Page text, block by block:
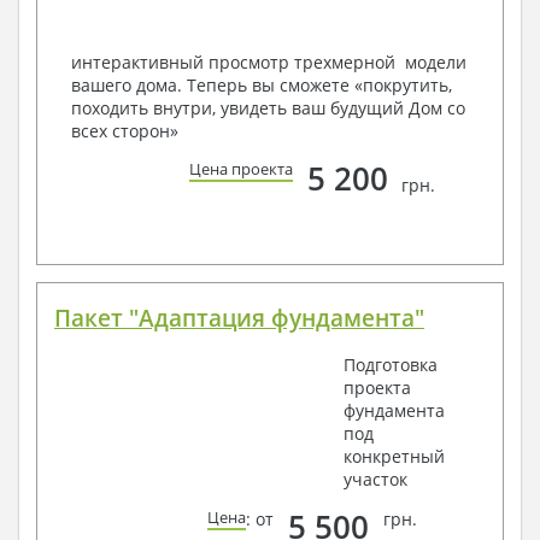
условий, за дополнительную плату.
Получить профессиональную консультацию у
наших специалистов, Вы можете любым
способом связи: закажите обратный звонок,
по viber, e-mail, телефон -
интерактивный просмотр трехмерной модели
вашего дома. Теперь вы сможете «покрутить,
походить внутри, увидеть ваш будущий Дом со
всех сторон»
Цена проекта 5 200 грн.
Пакет "Адаптация фундамента"
Подготовка
проекта
фундамента
под
конкретный
участок
Цена: от 5 500 грн.